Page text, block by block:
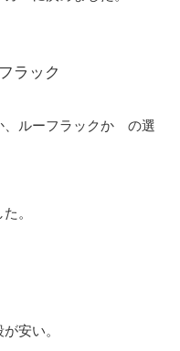
ラック
、ルーフラックか の選
。
安い。